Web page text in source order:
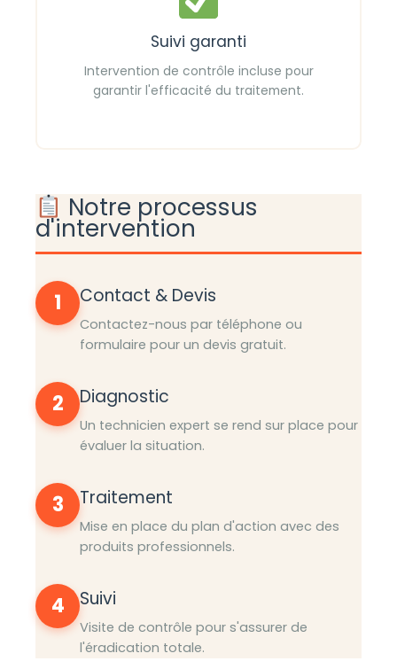
Suivi garanti
Intervention de contrôle incluse pour
garantir l'efficacité du traitement.
Notre processus
d'intervention
1 Contact & Devis
Contactez-nous par téléphone ou
formulaire pour un devis gratuit.
2 Diagnostic
Un technicien expert se rend sur place pour
évaluer la situation.
3 Traitement
Mise en place du plan d'action avec des
produits professionnels.
4 Suivi
Visite de contrôle pour s'assurer de
l'éradication totale.